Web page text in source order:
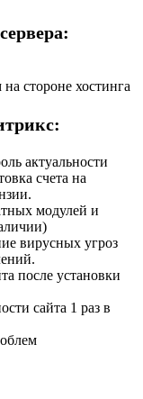
стороне хостинга
актуальности
счета на
модулей и
вирусных угроз
после установки
сайта 1 раз в